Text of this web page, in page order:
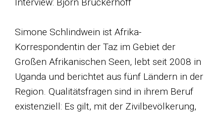
Interview: Björn Brückerhoff
Simone Schlindwein ist Afrika-
Korrespondentin der Taz im Gebiet der
Großen Afrikanischen Seen, lebt seit 2008 in
Uganda und berichtet aus fünf Ländern in der
Region. Qualitätsfragen sind in ihrem Beruf
existenziell: Es gilt, mit der Zivilbevölkerung,